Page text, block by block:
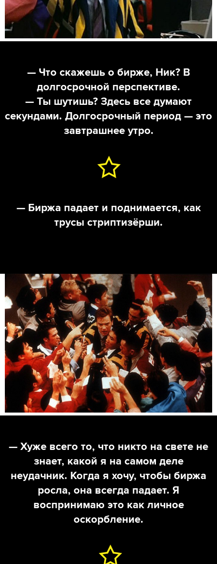
— Что скажешь о бирже, Ник? В
долгосрочной перспективе.
— Ты шутишь? Здесь все думают
секундами. Долгосрочный период — это
завтрашнее утро.
— Биржа падает и поднимается, как
трусы стриптизёрши.
— Хуже всего то, что никто на свете не
знает, какой я на самом деле
неудачник. Когда я хочу, чтобы биржа
росла, она всегда падает. Я
воспринимаю это как личное
оскорбление.